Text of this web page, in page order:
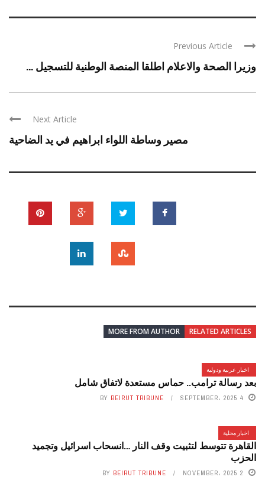
Previous Article
وزيرا الصحة والاعلام اطلقا المنصة الوطنية للتسجيل ...
Next Article
مصير وساطة اللواء ابراهيم في يد الضاحية
RELATED ARTICLES
MORE FROM AUTHOR
اخبار عربية ودولية
بعد رسالة ترامب.. حماس مستعدة لاتفاق شامل
4 SEPTEMBER، 2025 BY BEIRUT TRIBUNE
اخبار محلية
القاهرة تتوسط لتثبيت وقف النار …انسحاب اسرائيل وتجميد
الحزب
2 NOVEMBER، 2025 BY BEIRUT TRIBUNE